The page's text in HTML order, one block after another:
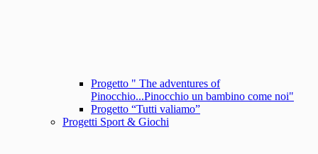
Progetto " The adventures of
Pinocchio...Pinocchio un bambino come noi"
Progetto “Tutti valiamo”
Progetti Sport & Giochi